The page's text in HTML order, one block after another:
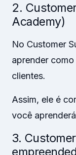
2.
Academy)
No Customer
aprender
clientes.
Assim, ele é
você
3.